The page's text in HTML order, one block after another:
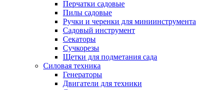
Перчатки садовые
Пилы садовые
Ручки и черенки для миниинструмента
Садовый инструмент
Секаторы
Сучкорезы
Щетки для подметания сада
Силовая техника
Генераторы
Двигатели для техники